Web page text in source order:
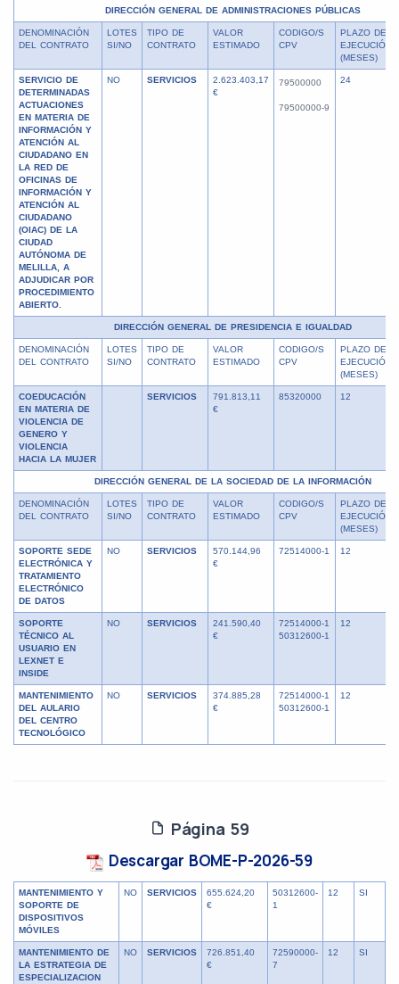
DIRECCIÓN GENERAL DE ADMINISTRACIONES PÚBLICAS
DENOMINACIÓN
DEL CONTRATO
LOTES
SI/NO
TIPO DE
CONTRATO
VALOR
ESTIMADO
CODIGO/S
CPV
PLAZO DE
EJECUCIÓN
(MESES)
SERVICIO DE
DETERMINADAS
ACTUACIONES
EN MATERIA DE
INFORMACIÓN Y
ATENCIÓN AL
CIUDADANO EN
LA RED DE
OFICINAS DE
INFORMACIÓN Y
ATENCIÓN AL
CIUDADANO
(OIAC) DE LA
CIUDAD
AUTÓNOMA DE
MELILLA, A
ADJUDICAR POR
PROCEDIMIENTO
ABIERTO.
NO SERVICIOS
2.623.403,17
€
79500000
79500000-9
24
DIRECCIÓN GENERAL DE PRESIDENCIA E IGUALDAD
DENOMINACIÓN
DEL CONTRATO
LOTES
SI/NO
TIPO DE
CONTRATO
VALOR
ESTIMADO
CODIGO/S
CPV
PLAZO DE
EJECUCIÓN
(MESES)
COEDUCACIÓN
EN MATERIA DE
VIOLENCIA DE
GENERO Y
VIOLENCIA
HACIA LA MUJER
SERVICIOS
791.813,11
€
85320000 12
DIRECCIÓN GENERAL DE LA SOCIEDAD DE LA INFORMACIÓN
DENOMINACIÓN
DEL CONTRATO
LOTES
SI/NO
TIPO DE
CONTRATO
VALOR
ESTIMADO
CODIGO/S
CPV
PLAZO DE
EJECUCIÓN
(MESES)
SOPORTE SEDE
ELECTRÓNICA Y
TRATAMIENTO
ELECTRÓNICO
DE DATOS
NO SERVICIOS
570.144,96
€
72514000-1 12
SOPORTE
TÉCNICO AL
USUARIO EN
LEXNET E
INSIDE
NO SERVICIOS
241.590,40
€
72514000-1
50312600-1
12
MANTENIMIENTO
DEL AULARIO
DEL CENTRO
TECNOLÓGICO
NO SERVICIOS
374.885,28
€
72514000-1
50312600-1
12
Página 59
Descargar BOME-P-2026-59
MANTENIMIENTO Y
SOPORTE DE
DISPOSITIVOS
MÓVILES
NO SERVICIOS
655.624,20
€
50312600-
1
12 SI
MANTENIMIENTO DE
LA ESTRATEGIA DE
ESPECIALIZACION
NO SERVICIOS
726.851,40
€
72590000-
7
12 SI